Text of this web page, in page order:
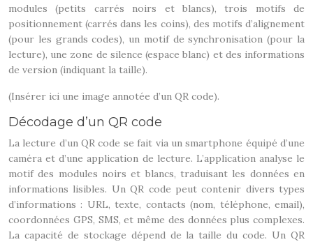
modules (petits carrés noirs et blancs), trois motifs de
positionnement (carrés dans les coins), des motifs d’alignement
(pour les grands codes), un motif de synchronisation (pour la
lecture), une zone de silence (espace blanc) et des informations
de version (indiquant la taille).
(Insérer ici une image annotée d’un QR code).
Décodage d’un QR code
La lecture d’un QR code se fait via un smartphone équipé d’une
caméra et d’une application de lecture. L’application analyse le
motif des modules noirs et blancs, traduisant les données en
informations lisibles. Un QR code peut contenir divers types
d’informations : URL, texte, contacts (nom, téléphone, email),
coordonnées GPS, SMS, et même des données plus complexes.
La capacité de stockage dépend de la taille du code. Un QR